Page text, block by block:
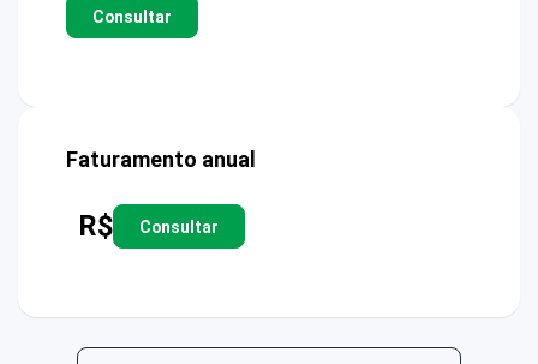
Consultar
Faturamento anual
R$ Consultar